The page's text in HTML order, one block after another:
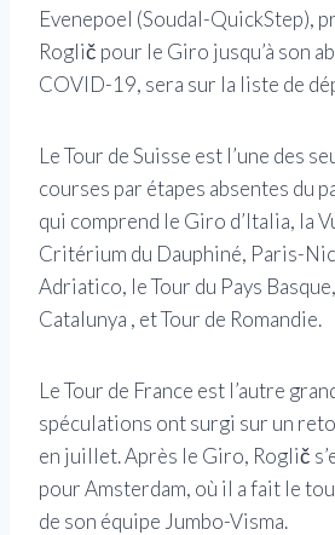
Evenepoel (Soudal-QuickStep),
Roglič pour le Giro jusqu’à son
COVID-19, sera sur la liste de
Le Tour de Suisse est l’une des
courses par étapes absentes du
qui comprend le Giro d’Italia, la
Critérium du Dauphiné, Paris-
Adriatico, le Tour du Pays
Catalunya , et Tour de Romandie.
Le Tour de France est l’autre
spéculations ont surgi sur un
en juillet. Après le Giro, Roglič
pour Amsterdam, où il a fait le
de son équipe Jumbo-Visma.